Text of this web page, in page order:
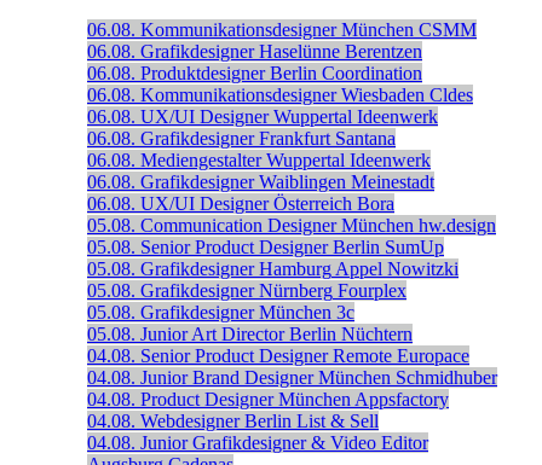
06.08. Kommunikationsdesigner München CSMM
06.08. Grafikdesigner Haselünne Berentzen
06.08. Produktdesigner Berlin Coordination
06.08. Kommunikationsdesigner Wiesbaden Cldes
06.08. UX/UI Designer Wuppertal Ideenwerk
06.08. Grafikdesigner Frankfurt Santana
06.08. Mediengestalter Wuppertal Ideenwerk
06.08. Grafikdesigner Waiblingen Meinestadt
06.08. UX/UI Designer Österreich Bora
05.08. Communication Designer München hw.design
05.08. Senior Product Designer Berlin SumUp
05.08. Grafikdesigner Hamburg Appel Nowitzki
05.08. Grafikdesigner Nürnberg Fourplex
05.08. Grafikdesigner München 3c
05.08. Junior Art Director Berlin Nüchtern
04.08. Senior Product Designer Remote Europace
04.08. Junior Brand Designer München Schmidhuber
04.08. Product Designer München Appsfactory
04.08. Webdesigner Berlin List & Sell
04.08. Junior Grafikdesigner & Video Editor